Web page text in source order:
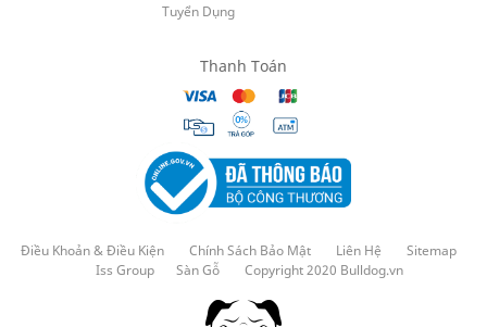
Tuyển Dụng
Thanh Toán
Điều Khoản & Điều Kiện Chính Sách Bảo Mật Liên Hệ
Sitemap
Iss Group
Sàn Gỗ Copyright 2020 Bulldog.vn